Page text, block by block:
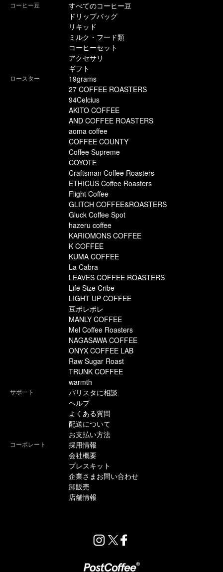
コーヒー豆
すべてのコーヒー豆
ドリップバッグ
リキッド
ミルク・フード類
コーヒーセット
アクセサリ
ギフト
ロースター
19grams
27 COFFEE ROASTERS
94Celcius
AKITO COFFEE
AND COFFEE ROASTERS
aoma coffee
COFFEE COUNTY
Coffee Supreme
COYOTE
Craftsman Coffee Roasters
ETHICUS Coffee Roasters
Flight Coffee
GLITCH COFFEE&ROASTERS
Gluck Coffee Spot
hazeru coffee
KARIOMONS COFFEE
K COFFEE
KUMA COFFEE
La Cabra
LEAVES COFFEE ROASTERS
Life Size Cribe
LIGHT UP COFFEE
豆ポレポレ
MANLY COFFEE
Mel Coffee Roasters
NAGASAWA COFFEE
ONYX COFFEE LAB
Raw Sugar Roast
TRUNK COFFEE
warmth
サポート
バリスタに相談
ヘルプ
よくある質問
配送について
お支払い方法
コーポレート
採用情報
会社概要
プレスキット
企業さまお問い合わせ
卸販売
店舗情報